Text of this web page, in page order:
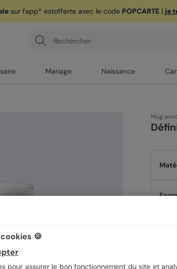
sur l'app* estofferte avec le code POPCARTE| je
Mariage Naissance
Mug
🍪
pour assurer le bon fonctionnement du site et